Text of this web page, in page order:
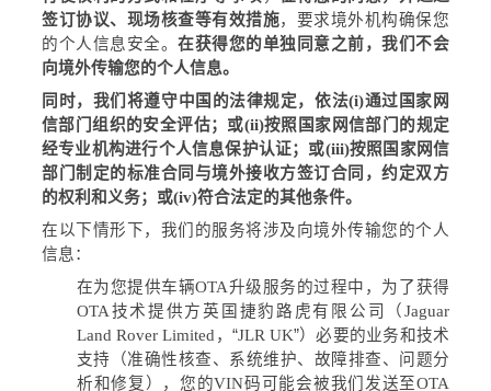
签订协议、现场核查等有效措施，要求境外机构确保您
的个人信息安全。在获得您的单独同意之前，我们不会
向境外传输您的个人信息。
同时，我们将遵守中国的法律规定，依法(i)通过国家网
信部门组织的安全评估；或(ii)按照国家网信部门的规定
经专业机构进行个人信息保护认证；或(iii)按照国家网信
部门制定的标准合同与境外接收方签订合同，约定双方
的权利和义务；或(iv)符合法定的其他条件。
在以下情形下，我们的服务将涉及向境外传输您的个人
信息：
在为您提供车辆OTA升级服务的过程中，为了获得
OTA技术提供方英国捷豹路虎有限公司（ Jaguar
Land Rover Limited ，“JLR UK”）必要的业务和技术
支持（准确性核查、系统维护、故障排查、问题分
析和修复），您的VIN码可能会被我们发送至OTA